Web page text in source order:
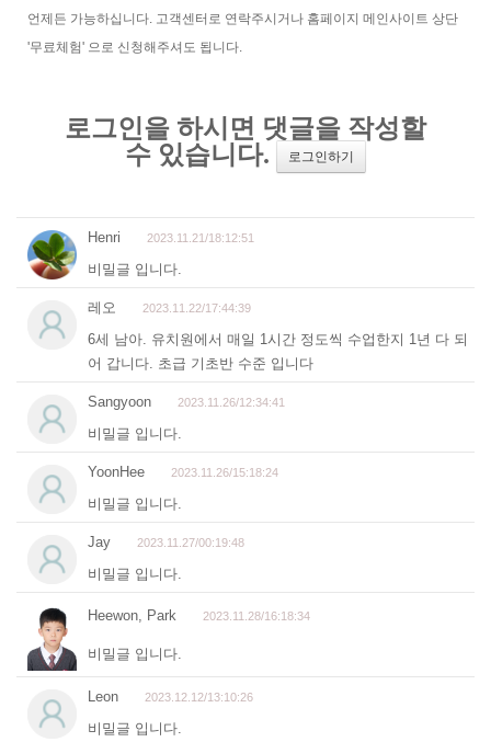
언제든 가능하십니다. 고객센터로 연락주시거나 홈페이지 메인사이트 상단
'무료체험' 으로 신청해주셔도 됩니다.